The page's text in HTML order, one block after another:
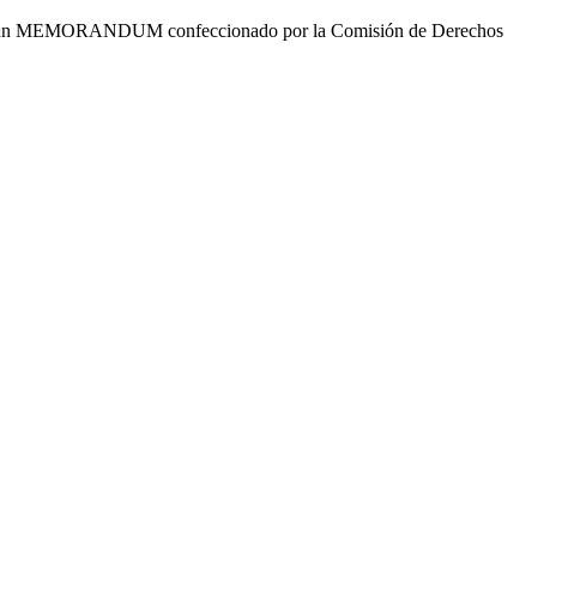
MEMORANDUM confeccionado por la Comisión de Derechos